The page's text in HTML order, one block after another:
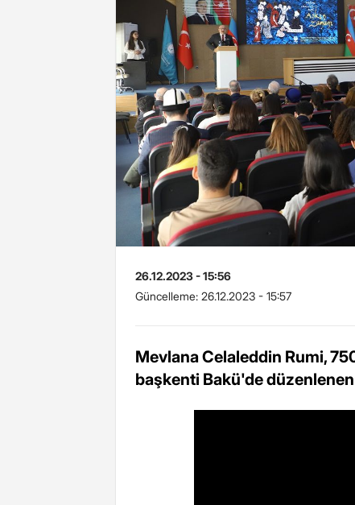
26.12.2023 - 15:56
Güncelleme: 26.12.2023 - 15:57
Mevlana Celaleddin Rumi,
başkenti Bakü'de düzenlenen